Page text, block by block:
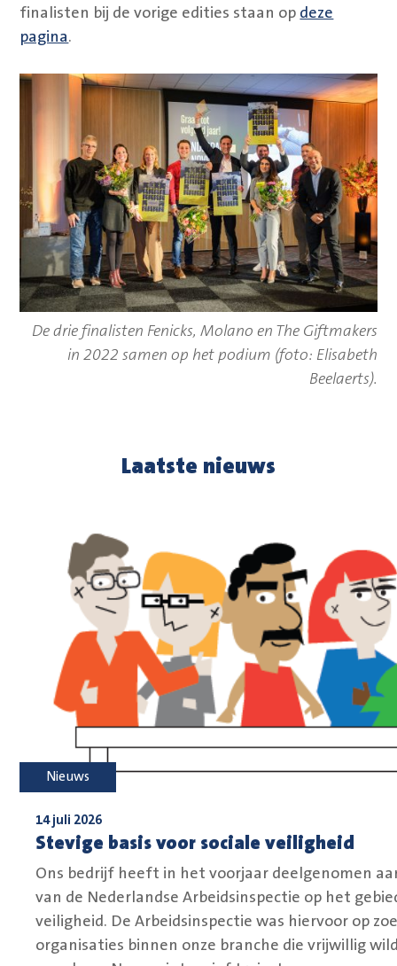
finalisten bij de vorige edities staan op deze
pagina.
De drie finalisten Fenicks, Molano en The Giftmakers
in 2022 samen op het podium (foto: Elisabeth
Beelaerts).
Laatste nieuws
Stevige basis voor sociale veiligheid
14 juli 2026
Ons bedrijf heeft in het voorjaar deelgenomen
van de Nederlandse Arbeidsinspectie op het
veiligheid. De Arbeidsinspectie was hiervoor op
organisaties binnen onze branche die vrijwillig
Nieuws